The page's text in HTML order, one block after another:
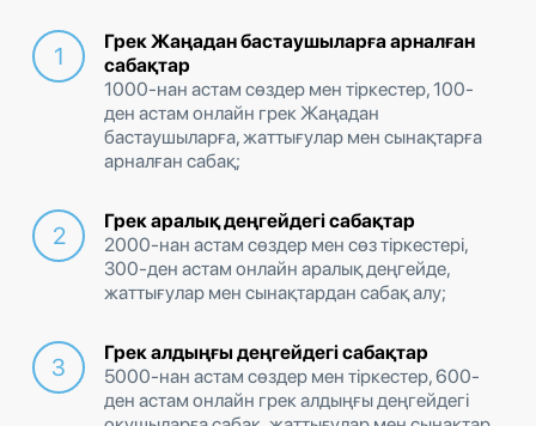
Грек Жаңадан бастаушыларға арналған
сабақтар
1000-нан астам сөздер мен тіркестер, 100-
ден астам онлайн грек Жаңадан
бастаушыларға, жаттығулар мен сынақтарға
арналған сабақ;
Грек аралық деңгейдегі сабақтар
2000-нан астам сөздер мен сөз тіркестері,
300-ден астам онлайн аралық деңгейде,
жаттығулар мен сынақтардан сабақ алу;
Грек алдыңғы деңгейдегі сабақтар
5000-нан астам сөздер мен тіркестер, 600-
ден астам онлайн грек алдыңғы деңгейдегі